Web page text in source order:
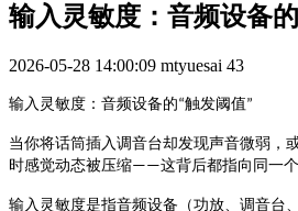
输入灵敏度：音频设备
2026-05-28 14:00:09 mtyuesai 43
输入灵敏度：音频设备的“触发阈值”
当你将话筒插入调音台却发现声音微弱，
时感觉动态被压缩——这背后都指向同一
输入灵敏度是指音频设备（功放、调音台